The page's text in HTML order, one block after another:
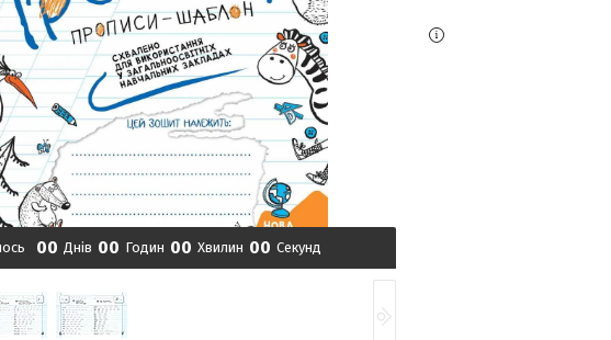
00 Днів 00 Годин 00 Хвилин 00 Секунд